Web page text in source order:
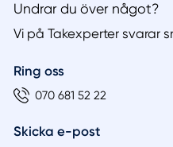
Undrar du över något?
Vi på Takexperter svarar
Ring oss
070 681 52 22
Skicka e-post